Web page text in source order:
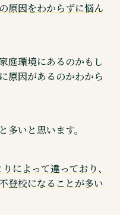
ビスのご案内
・親コミュ
原因をわからずに悩ん
庭環境にあるのかもし
原因があるのかわから
いと思います。
によって違っており、
登校になることが多い